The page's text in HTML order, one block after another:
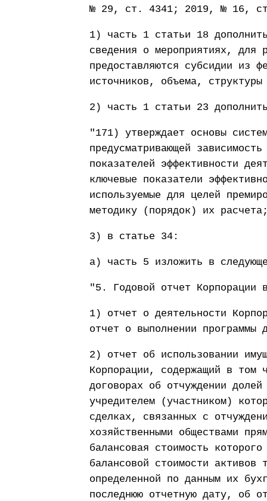
№ 29, ст. 4341; 2019, № 16,
1) часть 1 статьи 18
сведения о мероприятиях, для
предоставляются субсидии из
источников, объема,
2) часть 1 статьи 23
"171) утверждает основы
предусматривающей
показателей эффективности
ключевые показатели
используемые для целей
методику (порядок) их
3) в статье 34:
а) часть 5 изложить в
"5. Годовой отчет Корпорации
1) отчет о деятельности
отчет о выполнении программы
2) отчет об использовании
Корпорации, содержащий в том
договорах об отчуждении
учредителем (участником)
сделках, связанных с
хозяйственными обществами
балансовая стоимость
балансовой стоимости активов
определенной по данным их
последнюю отчетную дату, об